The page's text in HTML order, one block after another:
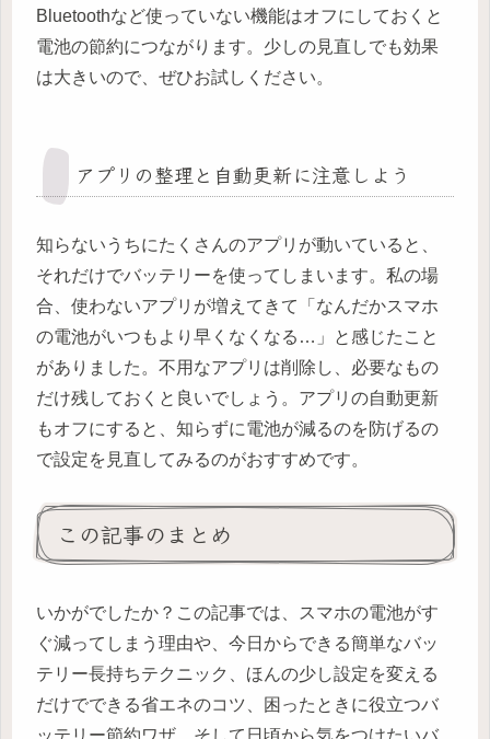
Bluetoothなど使っていない機能はオフにしておくと
電池の節約につながります。少しの見直しでも効果
は大きいので、ぜひお試しください。
アプリの整理と自動更新に注意しよう
知らないうちにたくさんのアプリが動いていると、
それだけでバッテリーを使ってしまいます。私の場
合、使わないアプリが増えてきて「なんだかスマホ
の電池がいつもより早くなくなる…」と感じたこと
がありました。不用なアプリは削除し、必要なもの
だけ残しておくと良いでしょう。アプリの自動更新
もオフにすると、知らずに電池が減るのを防げるの
で設定を見直してみるのがおすすめです。
この記事のまとめ
いかがでしたか？この記事では、スマホの電池がす
ぐ減ってしまう理由や、今日からできる簡単なバッ
テリー長持ちテクニック、ほんの少し設定を変える
だけでできる省エネのコツ、困ったときに役立つバ
ッテリー節約ワザ、そして日頃から気をつけたいバ